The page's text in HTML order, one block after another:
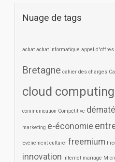
Nuage de tags
achat achat informatique appel d'offres
Bretagne cahier des charges
cloud computing
communication Compétitive
marketing e-économie
Evénement culturel freemium
innovation internet mariage